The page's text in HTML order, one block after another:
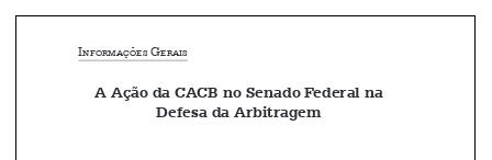
   


A Ação da CACB no Senado Federal na